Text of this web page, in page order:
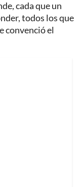
cada que un
todos los que
convenció el